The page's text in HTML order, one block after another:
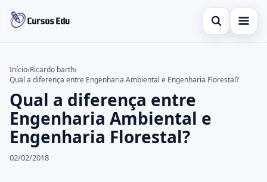
Abrir busca
Inglês
Idiomas
espanhol
Buscar no site
Buscar por:
Pressione Enter para buscar ou ESC para fechar.
Início›Ricardo barth›
Qual a diferença entre Engenharia Ambiental e Engenharia Florestal?
Qual a diferença entre
Engenharia Ambiental e
Engenharia Florestal?
02/02/2018